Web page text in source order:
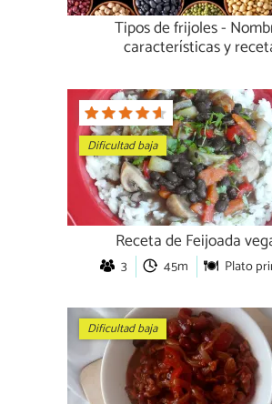
Tipos de frijoles -
características y
Dificultad baja
Receta de Feijoada
3 45m Plato
Dificultad baja